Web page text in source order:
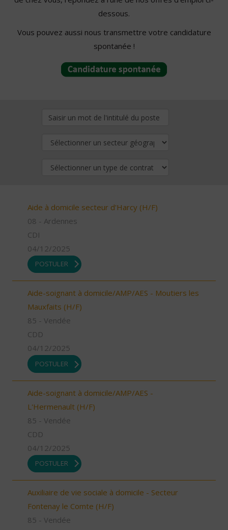
dessous.
Vous pouvez aussi nous transmettre votre candidature
spontanée !
Aide à domicile secteur d'Harcy (H/F)
08 - Ardennes
CDI
04/12/2025
POSTULER
Aide-soignant à domicile/AMP/AES - Moutiers les
Mauxfaits (H/F)
85 - Vendée
CDD
04/12/2025
POSTULER
Aide-soignant à domicile/AMP/AES -
L'Hermenault (H/F)
85 - Vendée
CDD
04/12/2025
POSTULER
Auxiliaire de vie sociale à domicile - Secteur
Fontenay le Comte (H/F)
85 - Vendée